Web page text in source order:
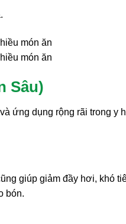
món ăn
Sâu)
ứng dụng rộng rãi trong y
giúp giảm đầy hơi, khó
bón.